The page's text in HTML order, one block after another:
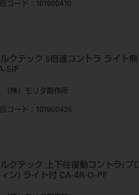
コード ：101900410
ルクテック 5倍速コントラ ライト無
5IF
（株）モリタ製作所
コード ：101900435
ルクテック 上下往復動コントラ(プ
ィン) ライト付 CA-4R-O-PF